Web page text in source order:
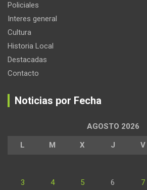
Policiales
Interes general
Cultura
Historia Local
Destacadas
Contacto
Noticias por Fecha
AGOSTO 2026
L M X J V
3 4 5 6 7